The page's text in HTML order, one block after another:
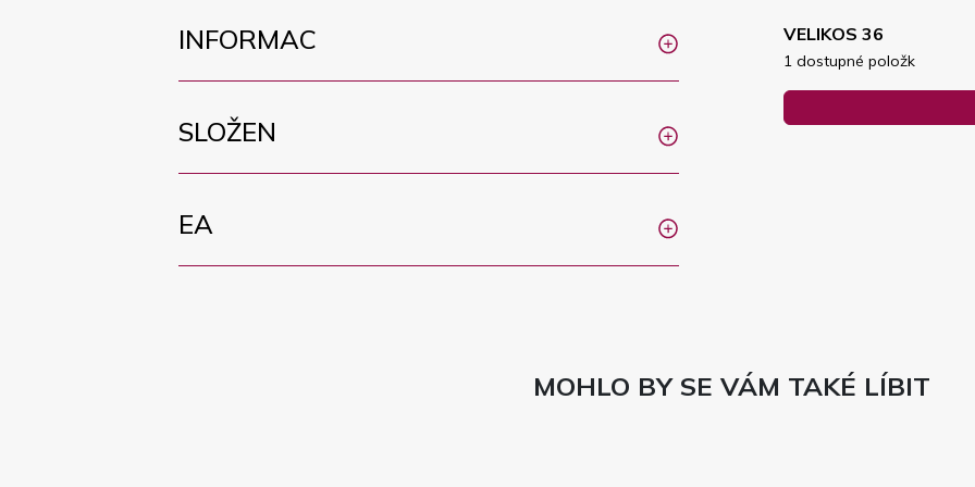
INFORMAC
SLOŽEN
EA
VELIKOS 36
1 dostupné položk
MOHLO BY SE VÁM TAKÉ LÍBIT